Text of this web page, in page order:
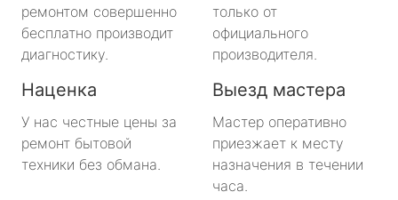
ремонтом совершенно
бесплатно производит
диагностику.
только от
официального
производителя.
Наценка
У нас честные цены за
ремонт бытовой
техники без обмана.
Выезд мастера
Мастер оперативно
приезжает к месту
назначения в течении
часа.